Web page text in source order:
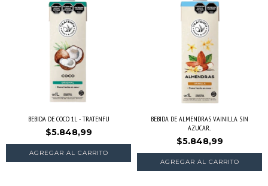
BEBIDA DE COCO 1L - TRATENFU
$5.848,99
BEBIDA DE ALMENDRAS VAINILLA SIN
AZUCAR...
$5.848,99